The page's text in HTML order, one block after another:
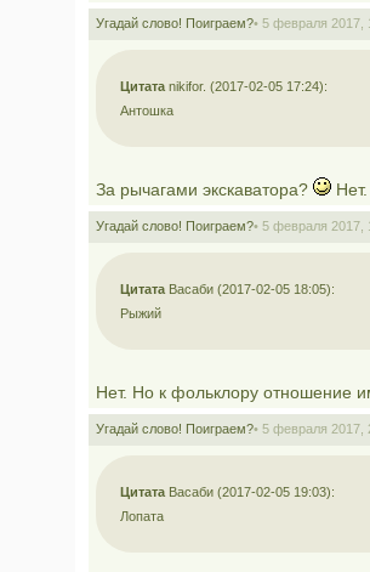
Угадай слово! Поиграем?• 5 февраля 2017,
Цитата nikifor. (2017-02-05 17:24):
Антошка
За рычагами экскаватора?
Угадай слово! Поиграем?• 5 февраля 2017,
Цитата Васаби (2017-02-05 18:05):
Рыжий
Нет. Но к фольклору отношение
Угадай слово! Поиграем?• 5 февраля 2017,
Цитата Васаби (2017-02-05 19:03):
Лопата